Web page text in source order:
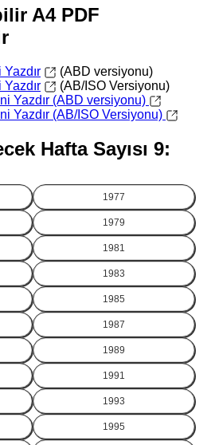
A4 PDF
(ABD versiyonu)
(AB/ISO Versiyonu)
Yazdır (ABD versiyonu)
Yazdır (AB/ISO Versiyonu)
Hafta Sayısı 9:
1977
1979
1981
1983
1985
1987
1989
1991
1993
1995